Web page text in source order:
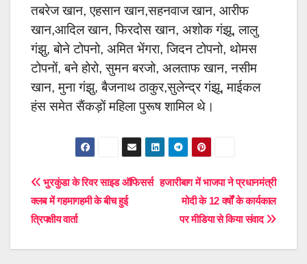
तबरेज खान, एहसान खान,सहनवाज खान, आरीफ
खान,आदिल खान, फिरदोस खान, अशोक गंझू, लालु
गंझु, बोने टोपनो, अमित भेंगरा, जिदन टोपनो, थोमस
टोप‌नों, बने होरो, सुमन बरजो, अलताफ खान, नसीम
खान, मुना गंझु, बैजनाथ ठाकुर,सुलेन्द्र गंझू, माईकल
हंस समेत सैंकड़ों महिला पुरूष शामिल थे।
Post
navigation
हजारीबाग में भाजपा ने प्रधानमंत्री
मोदी के 12 वर्षों के कार्यकाल
पर मीडिया से किया संवाद
भुरकुंडा के रिवर साइड ऑफिसर्स
क्लब में गहमागहमी के बीच हुई
त्रिपक्षीय वार्ता